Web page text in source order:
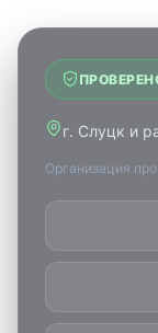
г. Слуцк и
Организация